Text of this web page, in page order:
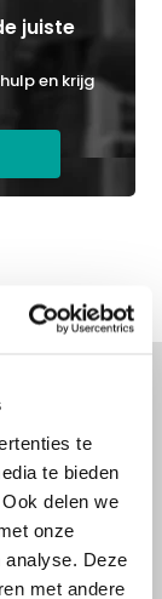
te
te bieden
delen we
onze
analyse. Deze
met andere
juiste
en krijg
of bel direct